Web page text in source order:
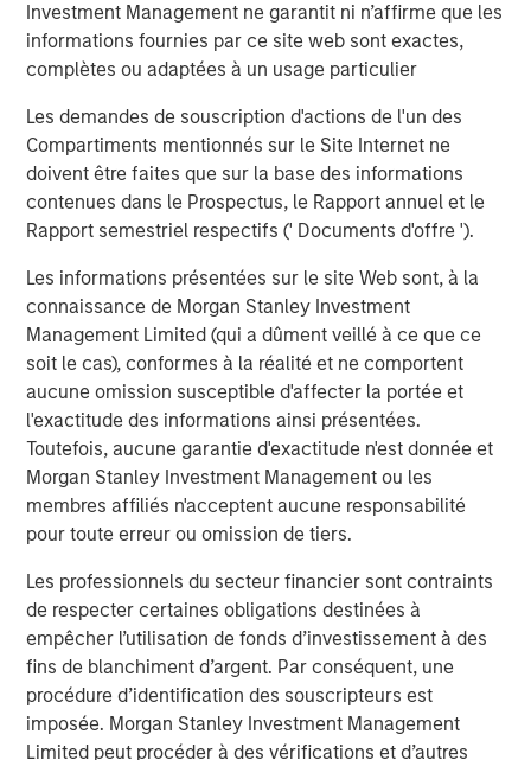
Investment Management ne garantit ni n’affirme que les
informations fournies par ce site web sont exactes,
complètes ou adaptées à un usage particulier
Les demandes de souscription d'actions de l'un des
Compartiments mentionnés sur le Site Internet ne
doivent être faites que sur la base des informations
contenues dans le Prospectus, le Rapport annuel et le
Rapport semestriel respectifs (' Documents d'offre ').
Les informations présentées sur le site Web sont, à la
connaissance de Morgan Stanley Investment
Management Limited (qui a dûment veillé à ce que ce
soit le cas), conformes à la réalité et ne comportent
aucune omission susceptible d'affecter la portée et
l'exactitude des informations ainsi présentées.
Toutefois, aucune garantie d'exactitude n'est donnée et
Morgan Stanley Investment Management ou les
membres affiliés n'acceptent aucune responsabilité
pour toute erreur ou omission de tiers.
Les professionnels du secteur financier sont contraints
de respecter certaines obligations destinées à
empêcher l’utilisation de fonds d’investissement à des
fins de blanchiment d’argent. Par conséquent, une
procédure d’identification des souscripteurs est
imposée. Morgan Stanley Investment Management
Limited peut procéder à des vérifications et d’autres
Idées liées
CONSILIENT OBSERVER
The Wisdom of Crowds in Markets: Crowd
Behavior in Prediction, Betting, and Stock
Markets
CONSILIENT OBSERVER
Value of Growth Opportunities in Valuation
CONSILIENT OBSERVER
Bayes and Base Rates 2.0: How History Can
Guide Our Assessment of the Future
The Authors
Michael Mauboussin
Managing Director